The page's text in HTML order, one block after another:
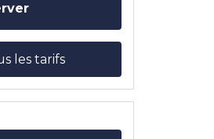
les tarifs